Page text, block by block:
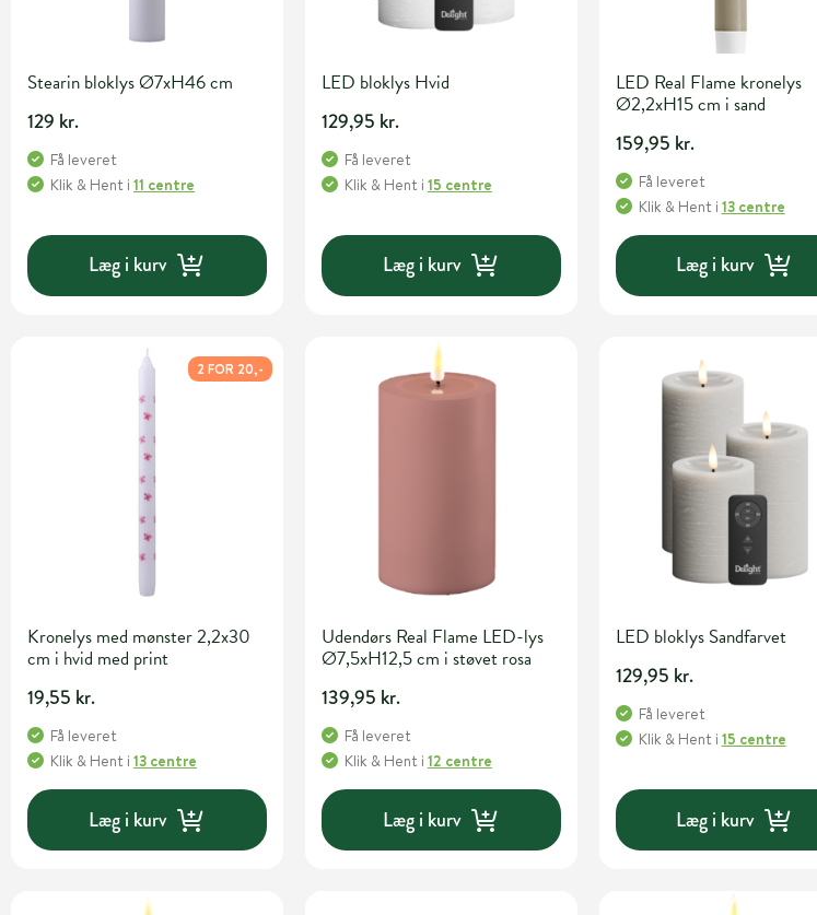
Stearin bloklys Ø7xH46 cm
129 kr.
Få leveret
Klik & Hent i 11 centre
Læg i kurv
LED bloklys Hvid
129,95 kr.
Få leveret
Klik & Hent i 15 centre
Læg i kurv
LED Real Flame kronelys
Ø2,2xH15 cm i sand
159,95 kr.
Få leveret
Klik & Hent i 13 centre
Læg i kurv
2 FOR 20,-
Kronelys med mønster 2,2x30
cm i hvid med print
19,55 kr.
Få leveret
Klik & Hent i 13 centre
Læg i kurv
Udendørs Real Flame LED-lys
Ø7,5xH12,5 cm i støvet rosa
139,95 kr.
Få leveret
Klik & Hent i 12 centre
Læg i kurv
LED bloklys Sandfarvet
129,95 kr.
Få leveret
Klik & Hent i 15 centre
Læg i kurv